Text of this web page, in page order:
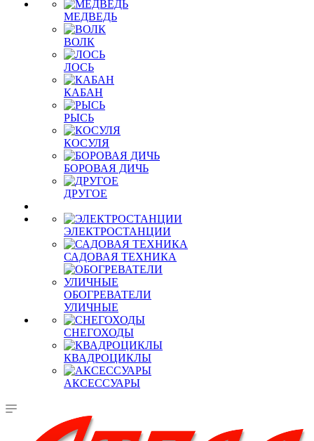
МЕДВЕДЬ
ВОЛК
ЛОСЬ
КАБАН
РЫСЬ
КОСУЛЯ
БОРОВАЯ ДИЧЬ
ДРУГОЕ
ЭЛЕКТРОСТАНЦИИ
САДОВАЯ ТЕХНИКА
ОБОГРЕВАТЕЛИ
УЛИЧНЫЕ
СНЕГОХОДЫ
КВАДРОЦИКЛЫ
АКСЕССУАРЫ